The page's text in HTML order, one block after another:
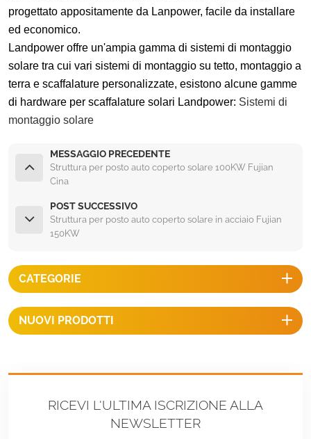
progettato appositamente da Lanpower, facile da installare
ed economico.
Landpower offre un'ampia gamma di sistemi di montaggio
solare tra cui vari sistemi di montaggio su tetto, montaggio a
terra e scaffalature personalizzate, esistono alcune gamme
di hardware per scaffalature solari Landpower: Sistemi di
montaggio solare
MESSAGGIO PRECEDENTE
Struttura per posto auto coperto solare 100KW Fujian
Cina
POST SUCCESSIVO
Struttura per posto auto coperto solare in acciaio Fujian
150KW
CATEGORIE
NUOVI PRODOTTI
RICEVI L'ULTIMA ISCRIZIONE ALLA
NEWSLETTER